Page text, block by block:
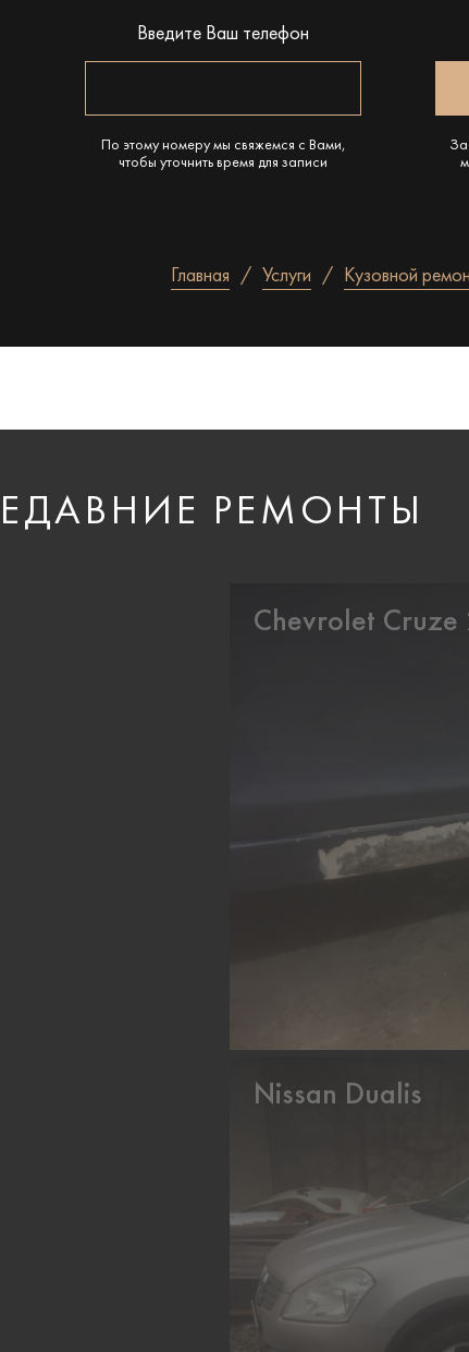
Введите Ваш телефон
По этому номеру мы свяжемся с Вами,
чтобы уточнить время для записи
Главная Услуги Кузовной
РЕМОНТЫ
Chevrolet Cruze
Nissan Dualis